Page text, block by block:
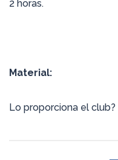
2 horas.
Material:
Lo proporciona el club?